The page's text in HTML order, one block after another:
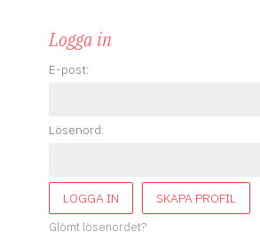
Logga in
E-post:
Lösenord:
LOGGA IN SKAPA PROFIL
Glömt lösenordet?